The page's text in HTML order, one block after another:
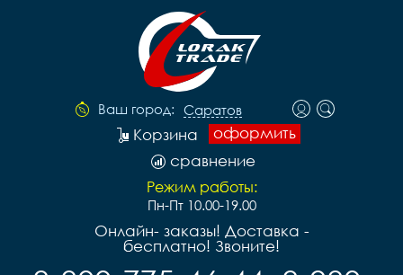
Ваш город: Саратов
оформить
Корзина
сравнение
Режим работы:
Пн-Пт 10.00-19.00
Онлайн- заказы! Доставка -
бесплатно! Звоните!